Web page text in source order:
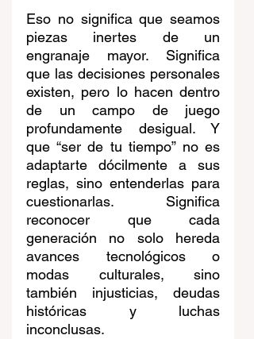
Eso no significa que seamos
piezas inertes de un
engranaje mayor. Significa
que las decisiones personales
existen, pero lo hacen dentro
de un campo de juego
profundamente desigual. Y
que “ser de tu tiempo” no es
adaptarte dócilmente a sus
reglas, sino entenderlas para
cuestionarlas. Significa
reconocer que cada
generación no solo hereda
avances tecnológicos o
modas culturales, sino
también injusticias, deudas
históricas y luchas
inconclusas.